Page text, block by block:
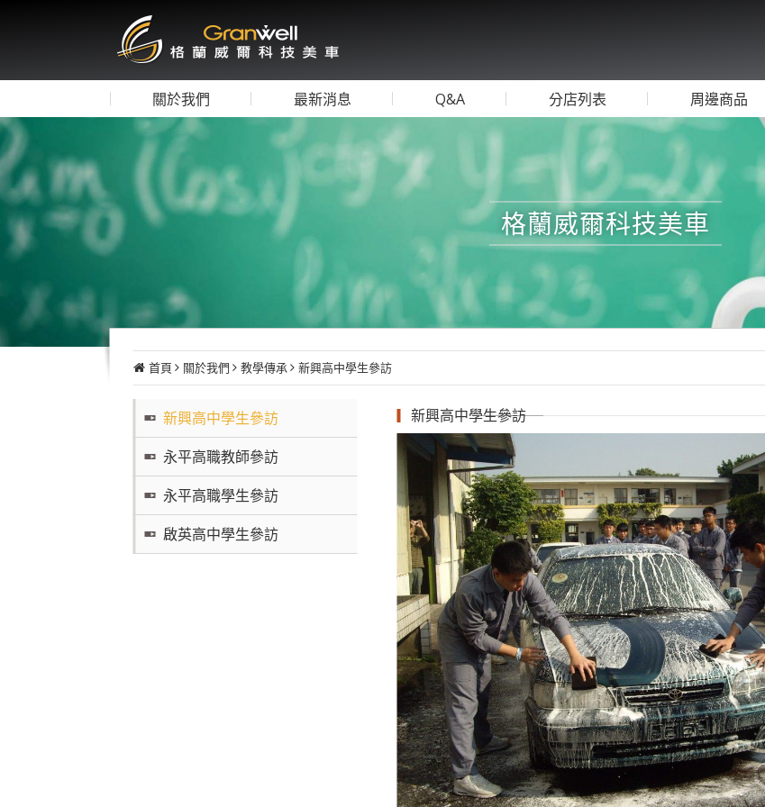
關於我們 最新消息 Q&A 分店列表 周邊商品
格蘭威爾科技美車
首頁 關於我們 教學傳承 新興高中學生參訪
新興高中學生參訪
永平高職教師參訪
永平高職學生參訪
啟英高中學生參訪
新興高中學生參訪